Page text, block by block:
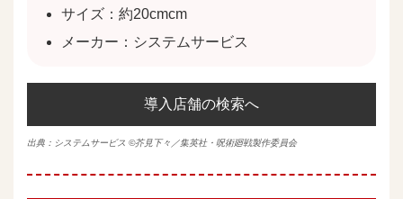
サイズ：約20cmcm
メーカー：システムサービス
導入店舗の検索へ
出典：システムサービス ©芥見下々／集英社・呪術廻戦製作委員会